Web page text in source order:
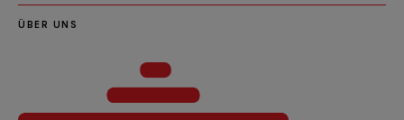
ÜBER UNS